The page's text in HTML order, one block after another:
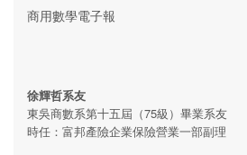
商用數學電子報
徐輝哲系友
東吳商數系第十五屆（75級）畢業系友
時任：富邦產險企業保險營業一部副理